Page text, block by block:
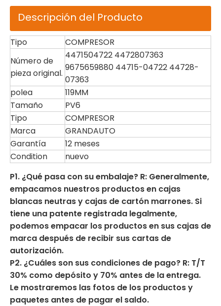
Descripción del Producto
Tipo
COMPRESOR
Número de
pieza original.
4471504722 4472807363
9675659880 44715-04722 44728-
07363
polea
119MM
Tamaño
PV6
Tipo
COMPRESOR
Marca
GRANDAUTO
Garantía
12 meses
Condition
nuevo
P1. ¿Qué pasa con su embalaje? R: Generalmente,
empacamos nuestros productos en cajas
blancas neutras y cajas de cartón marrones. Si
tiene una patente registrada legalmente,
podemos empacar los productos en sus cajas de
marca después de recibir sus cartas de
autorización.
P2. ¿Cuáles son sus condiciones de pago? R: T/T
30% como depósito y 70% antes de la entrega.
Le mostraremos las fotos de los productos y
paquetes antes de pagar el saldo.